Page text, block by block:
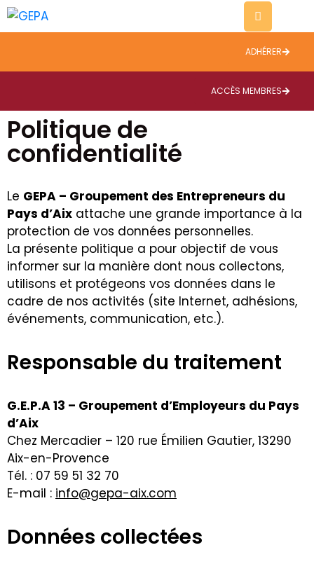
A
propos
Blog
ADHÉRER
ACCÈS MEMBRES
Politique de
confidentialité
Le GEPA – Groupement des Entrepreneurs du
Pays d’Aix attache une grande importance à la
protection de vos données personnelles.
La présente politique a pour objectif de vous
informer sur la manière dont nous collectons,
utilisons et protégeons vos données dans le
cadre de nos activités (site Internet, adhésions,
événements, communication, etc.).
Responsable du traitement
G.E.P.A 13 – Groupement d’Employeurs du Pays
d’Aix
Chez Mercadier – 120 rue Émilien Gautier, 13290
Aix-en-Provence
Tél. : 07 59 51 32 70
E-mail : info@gepa-aix.com
Données collectées